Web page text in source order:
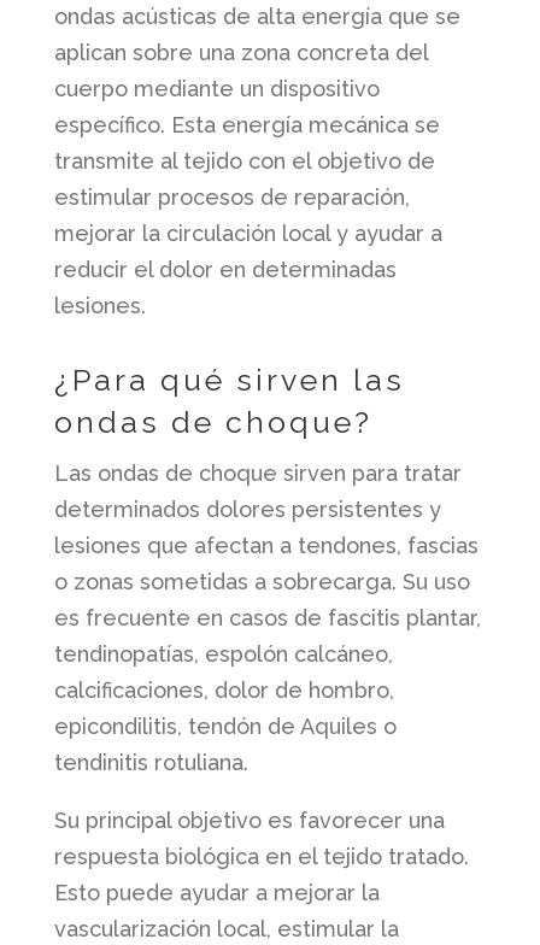
ondas acústicas de alta energía que se
aplican sobre una zona concreta del
cuerpo mediante un dispositivo
específico. Esta energía mecánica se
transmite al tejido con el objetivo de
estimular procesos de reparación,
mejorar la circulación local y ayudar a
reducir el dolor en determinadas
lesiones.
¿Para qué sirven las
ondas de choque?
Las ondas de choque sirven para tratar
determinados dolores persistentes y
lesiones que afectan a tendones, fascias
o zonas sometidas a sobrecarga. Su uso
es frecuente en casos de fascitis plantar,
tendinopatías, espolón calcáneo,
calcificaciones, dolor de hombro,
epicondilitis, tendón de Aquiles o
tendinitis rotuliana.
Su principal objetivo es favorecer una
respuesta biológica en el tejido tratado.
Esto puede ayudar a mejorar la
vascularización local, estimular la